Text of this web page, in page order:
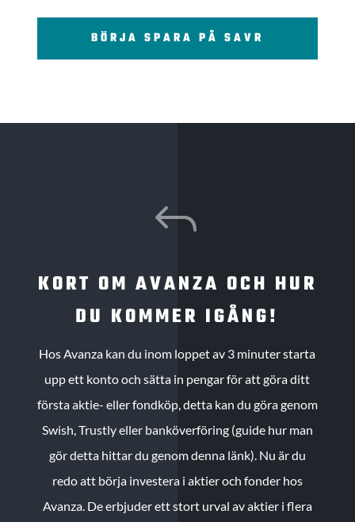
BÖRJA SPARA PÅ SAVR
J
KORT OM AVANZA OCH HUR
DU KOMMER IGÅNG!
Hos Avanza kan du inom loppet av 3 minuter starta
upp ett konto och sätta in pengar för att göra ditt
första aktie- eller fondköp, detta kan du göra genom
Swish, Trustly eller banköverföring (guide hur man
gör detta hittar du genom denna länk). Nu är du
redo att börja investera i aktier och fonder hos
Avanza. De erbjuder ett stort urval av aktier i flera